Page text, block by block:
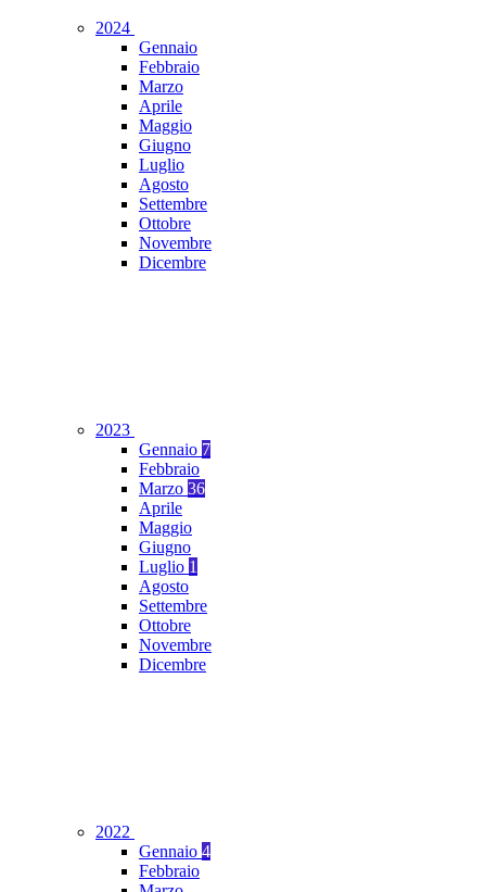
2024
Gennaio
Febbraio
Marzo
Aprile
Maggio
Giugno
Luglio
Agosto
Settembre
Ottobre
Novembre
Dicembre
2023
Gennaio 7
Febbraio
Marzo 36
Aprile
Maggio
Giugno
Luglio 1
Agosto
Settembre
Ottobre
Novembre
Dicembre
2022
Gennaio 4
Febbraio